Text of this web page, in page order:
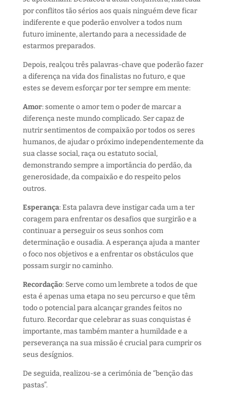
por conflitos tão sérios aos quais ninguém deve ficar
indiferente e que poderão envolver a todos num
futuro iminente, alertando para a necessidade de
estarmos preparados.
Depois, realçou três palavras-chave que poderão fazer
a diferença na vida dos finalistas no futuro, e que
estes se devem esforçar por ter sempre em mente:
Amor: somente o amor tem o poder de marcar a
diferença neste mundo complicado. Ser capaz de
nutrir sentimentos de compaixão por todos os seres
humanos, de ajudar o próximo independentemente da
sua classe social, raça ou estatuto social,
demonstrando sempre a importância do perdão, da
generosidade, da compaixão e do respeito pelos
outros.
Esperança: Esta palavra deve instigar cada um a ter
coragem para enfrentar os desafios que surgirão e a
continuar a perseguir os seus sonhos com
determinação e ousadia. A esperança ajuda a manter
o foco nos objetivos e a enfrentar os obstáculos que
possam surgir no caminho.
Recordação: Serve como um lembrete a todos de que
esta é apenas uma etapa no seu percurso e que têm
todo o potencial para alcançar grandes feitos no
futuro. Recordar que celebrar as suas conquistas é
importante, mas também manter a humildade e a
perseverança na sua missão é crucial para cumprir os
seus desígnios.
De seguida, realizou-se a cerimónia de “benção das
pastas”.